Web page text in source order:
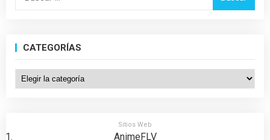
CATEGORÍAS
Categorías
Sitios Web
AnimeFLV